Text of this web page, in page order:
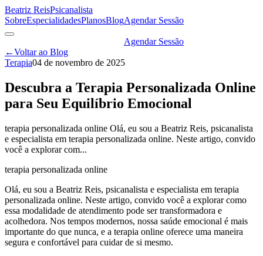
Beatriz ReisPsicanalista
SobreEspecialidadesPlanosBlogAgendar Sessão
Agendar Sessão
←Voltar ao Blog
Terapia04 de novembro de 2025
Descubra a Terapia Personalizada Online
para Seu Equilíbrio Emocional
terapia personalizada online Olá, eu sou a Beatriz Reis, psicanalista
e especialista em terapia personalizada online. Neste artigo, convido
você a explorar com...
terapia personalizada online
Olá, eu sou a Beatriz Reis, psicanalista e especialista em terapia
personalizada online. Neste artigo, convido você a explorar como
essa modalidade de atendimento pode ser transformadora e
acolhedora. Nos tempos modernos, nossa saúde emocional é mais
importante do que nunca, e a terapia online oferece uma maneira
segura e confortável para cuidar de si mesmo.